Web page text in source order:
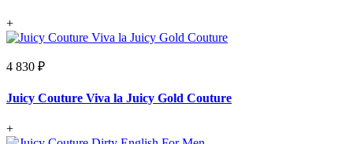
+
4 830 ₽
Juicy Couture Viva la Juicy Gold Couture
+